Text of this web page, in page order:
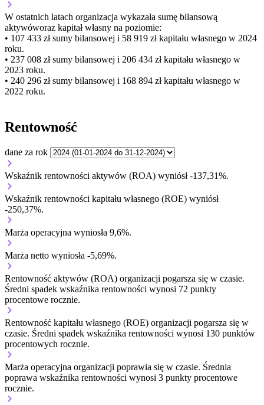
W ostatnich latach organizacja wykazała sumę bilansową
aktywóworaz kapitał własny na poziomie:
• 107 433 złsumy bilansowej i 58 919 zł kapitału własnego w 2024
roku.
• 237 008 złsumy bilansowej i 206 434 zł kapitału własnego w
2023 roku.
• 240 296 złsumy bilansowej i 168 894 zł kapitału własnego w
2022 roku.
Rentowność
dane za rok
Wskaźnik rentowności aktywów (ROA) wyniósł -137,31%.
Wskaźnik rentowności kapitału własnego (ROE) wyniósł
-250,37%.
Marża operacyjna wyniosła 9,6%.
Marża netto wyniosła -5,69%.
Rentowność aktywów (ROA) organizacji pogarsza się w czasie.
Średni spadek wskaźnika rentowności wynosi 72 punkty
procentowe rocznie.
Rentowność kapitału własnego (ROE) organizacji pogarsza się w
czasie. Średni spadek wskaźnika rentowności wynosi 130 punktów
procentowych rocznie.
Marża operacyjna organizacji poprawia się w czasie. Średnia
poprawa wskaźnika rentowności wynosi 3 punkty procentowe
rocznie.